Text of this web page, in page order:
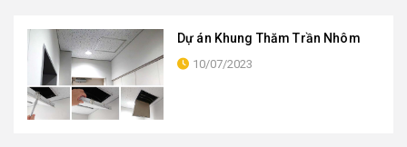
Dự án Khung Thăm Trần Nhôm
10/07/2023